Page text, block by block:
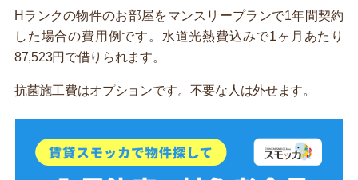
Hランクの物件のお部屋をマンスリープランで1年間契約
した場合の費用例です。水道光熱費込みで1ヶ月あたり
87,523円で借りられます。
抗菌施工費はオプションです。不要な人は外せます。